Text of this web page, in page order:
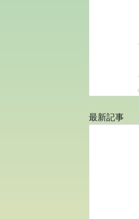
最新記事